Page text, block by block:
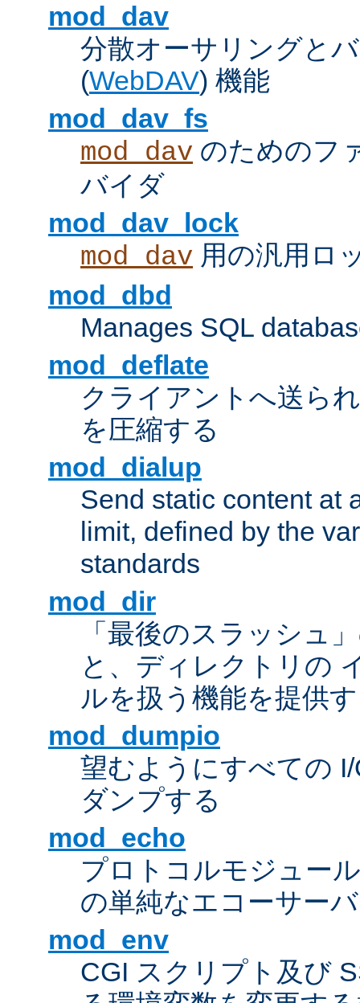
mod_dav
分散オーサリングと
(WebDAV) 機能
mod_dav_fs
mod_dav のためのフ
バイダ
mod_dav_lock
mod_dav 用の汎用ロ
mod_dbd
Manages SQL
mod_deflate
クライアントへ送ら
を圧縮する
mod_dialup
Send static content at
limit, defined by the
standards
mod_dir
「最後のスラッシュ
と、ディレクトリの
ルを扱う機能を提供
mod_dumpio
望むようにすべての
ダンプする
mod_echo
プロトコルモジュー
の単純なエコーサーバ
mod_env
CGI スクリプト及び